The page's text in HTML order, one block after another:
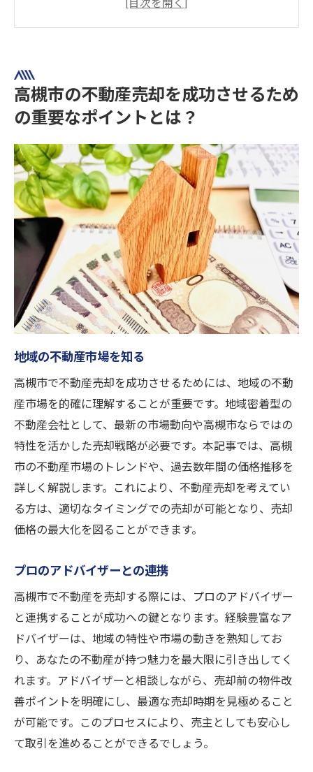
信頼できる不動産会社の選び方
買取を利用した不動産売却のメリットとデメリ
買取のスピードと現金化の利点
仲介手数料を考慮した費用分析
売却価格の検討におけるリアルな視点
売主にとっての安心感の提供
買取と仲介の比較検討
買取を選ぶ際の注意点
高槻市での不動産買取の流れと注意点を徹底解
説
契約時の重要ポイント
物件引渡しまでの流れ
買取後のフォローアップ
不動産市場の動向を把握して高槻市での売却を
有利に進める方法
最新の市場トレンドの理解
市場動向を反映した価格設定
競合物件のチェック方法
不動産データの活用法
相続物件や空き家の売却における買取の活用法
相続物件の売却手続きの流れ
空き家問題の具体的な解決策
買取が有効なケーススタディ
高槻市の不動産売却を成功させるため
の重要なポイントとは？
地域の不動産市場を知る
高槻市で不動産売却を成功させるためには、地域の不動
産市場を的確に理解することが重要です。地域密着型の
不動産会社として、最新の市場動向や高槻市ならではの
特性を活かした売却戦略が必要です。本記事では、高槻
市の不動産市場のトレンドや、過去数年間の価格推移を
詳しく解説します。これにより、不動産売却を考えてい
る方は、適切なタイミングでの売却が可能となり、売却
価格の最大化を図ることができます。
プロのアドバイザーとの連携
高槻市で不動産を売却する際には、プロのアドバイザー
と連携することが成功への鍵となります。経験豊富なア
ドバイザーは、地域の特性や市場の動きを熟知してお
り、あなたの不動産が持つ魅力を最大限に引き出してく
れます。アドバイザーと相談しながら、売却前の物件改
善ポイントを明確にし、最適な売却時期を見極めること
が可能です。このプロセスにより、売主としても安心し
て取引を進めることができるでしょう。